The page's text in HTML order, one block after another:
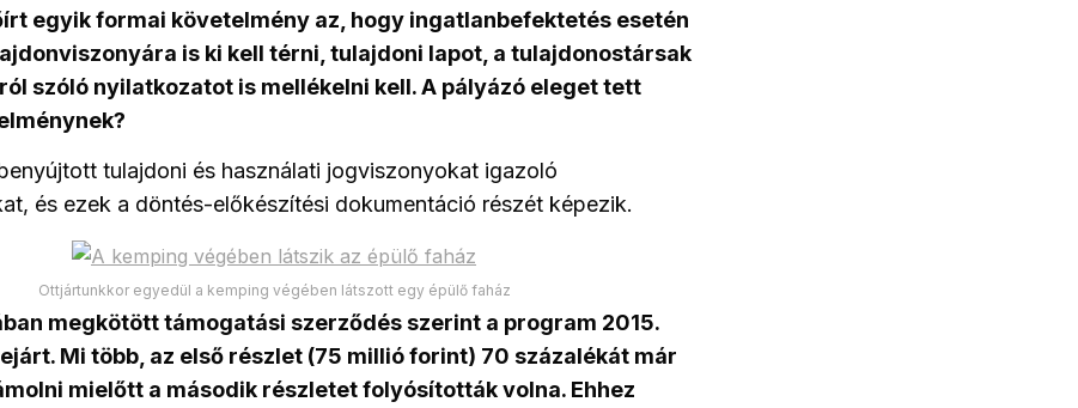
egyik formai követelmény az, hogy ingatlanbefektetés esetén
is ki kell térni, tulajdoni lapot, a tulajdonostársak
szóló nyilatkozatot is mellékelni kell. A pályázó eleget tett
tulajdoni és használati jogviszonyokat igazoló
és ezek a döntés-előkészítési dokumentáció részét képezik.
Ottjártunkkor egyedül a kemping végében látszott egy épülő faház
megkötött támogatási szerződés szerint a program 2015.
Mi több, az első részlet (75 millió forint) 70 százalékát már
mielőtt a második részletet folyósították volna. Ehhez